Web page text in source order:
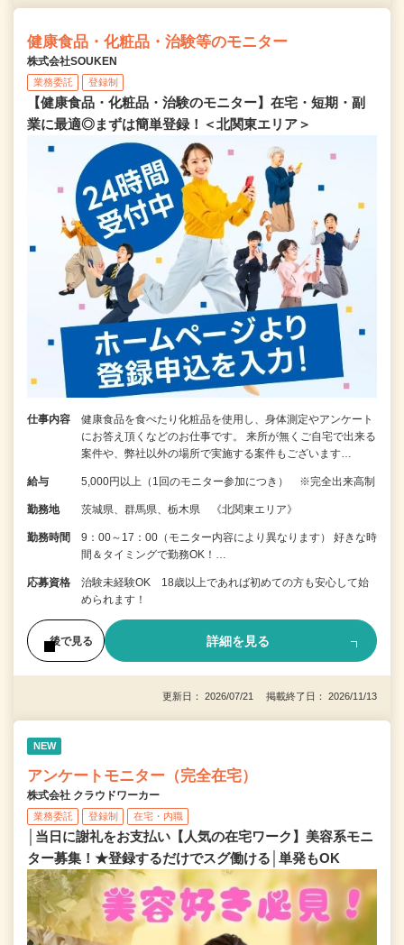
健康食品・化粧品・治験等のモニター
株式会社SOUKEN
業務委託 登録制
【健康食品・化粧品・治験のモニター】在宅・短期・副
業に最適◎まずは簡単登録！＜北関東エリア＞
仕事内容
健康食品を食べたり化粧品を使用し、身体測定やアンケート
にお答え頂くなどのお仕事です。 来所が無くご自宅で出来る
案件や、弊社以外の場所で実施する案件もございます…
給与 5,000円以上（1回のモニター参加につき） ※完全出来高制
勤務地 茨城県、群馬県、栃木県 《北関東エリア》
勤務時間
9：00～17：00（モニター内容により異なります） 好きな時
間＆タイミングで勤務OK！…
応募資格
治験未経験OK 18歳以上であれば初めての方も安心して始
められます！
後で見る 詳細を見る
更新日： 2026/07/21 掲載終了日： 2026/11/13
NEW
アンケートモニター（完全在宅）
株式会社 クラウドワーカー
業務委託 登録制 在宅・内職
│当日に謝礼をお支払い【人気の在宅ワーク】美容系モニ
ター募集！★登録するだけでスグ働ける│単発もOK